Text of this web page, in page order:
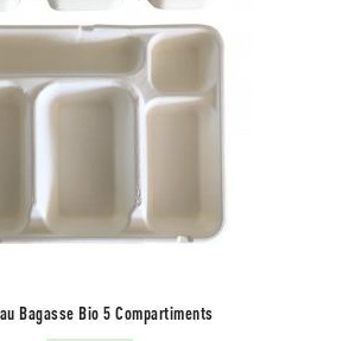
Bagasse Bio 5 Compartiments